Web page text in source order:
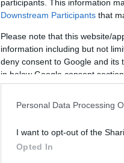
participants. This information
Downstream Participants that
Please note that this website/
information including but not
deny consent to Google and its
in below Google consent section.
Personal Data Processing
I want to opt-out of the
Opted In